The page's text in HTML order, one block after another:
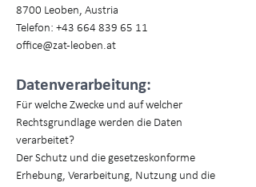
8700 Leoben, Austria
Telefon: +43 664 839 65 11
office@zat-leoben.at
Datenverarbeitung:
Für welche Zwecke und auf welcher
Rechtsgrundlage werden die Daten
verarbeitet?
Der Schutz und die gesetzeskonforme
Erhebung, Verarbeitung, Nutzung und die